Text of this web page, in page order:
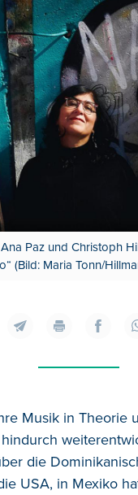
Paz und Christoph
(Bild: Maria Tonn/
Musik in Theorie
die
USA, in Mexiko